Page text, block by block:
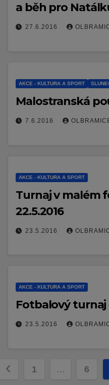
a běh pro
27.6.2016
AKCE - KULTURA A SPORT
Malostranská
7.6.2016
AKCE - KULTURA A SPORT
Turnaj v malém
22.5.2016
23.5.2016
AKCE - KULTURA A SPORT
Fotbalový turnaj
23.5.2016
1 … 6